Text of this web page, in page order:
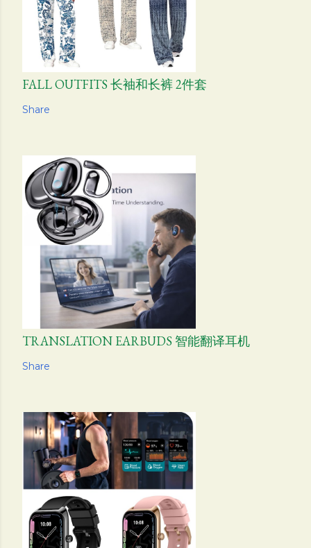
FALL OUTFITS 长袖和长裤 2件套
Share
TRANSLATION EARBUDS 智能翻译耳机
Share